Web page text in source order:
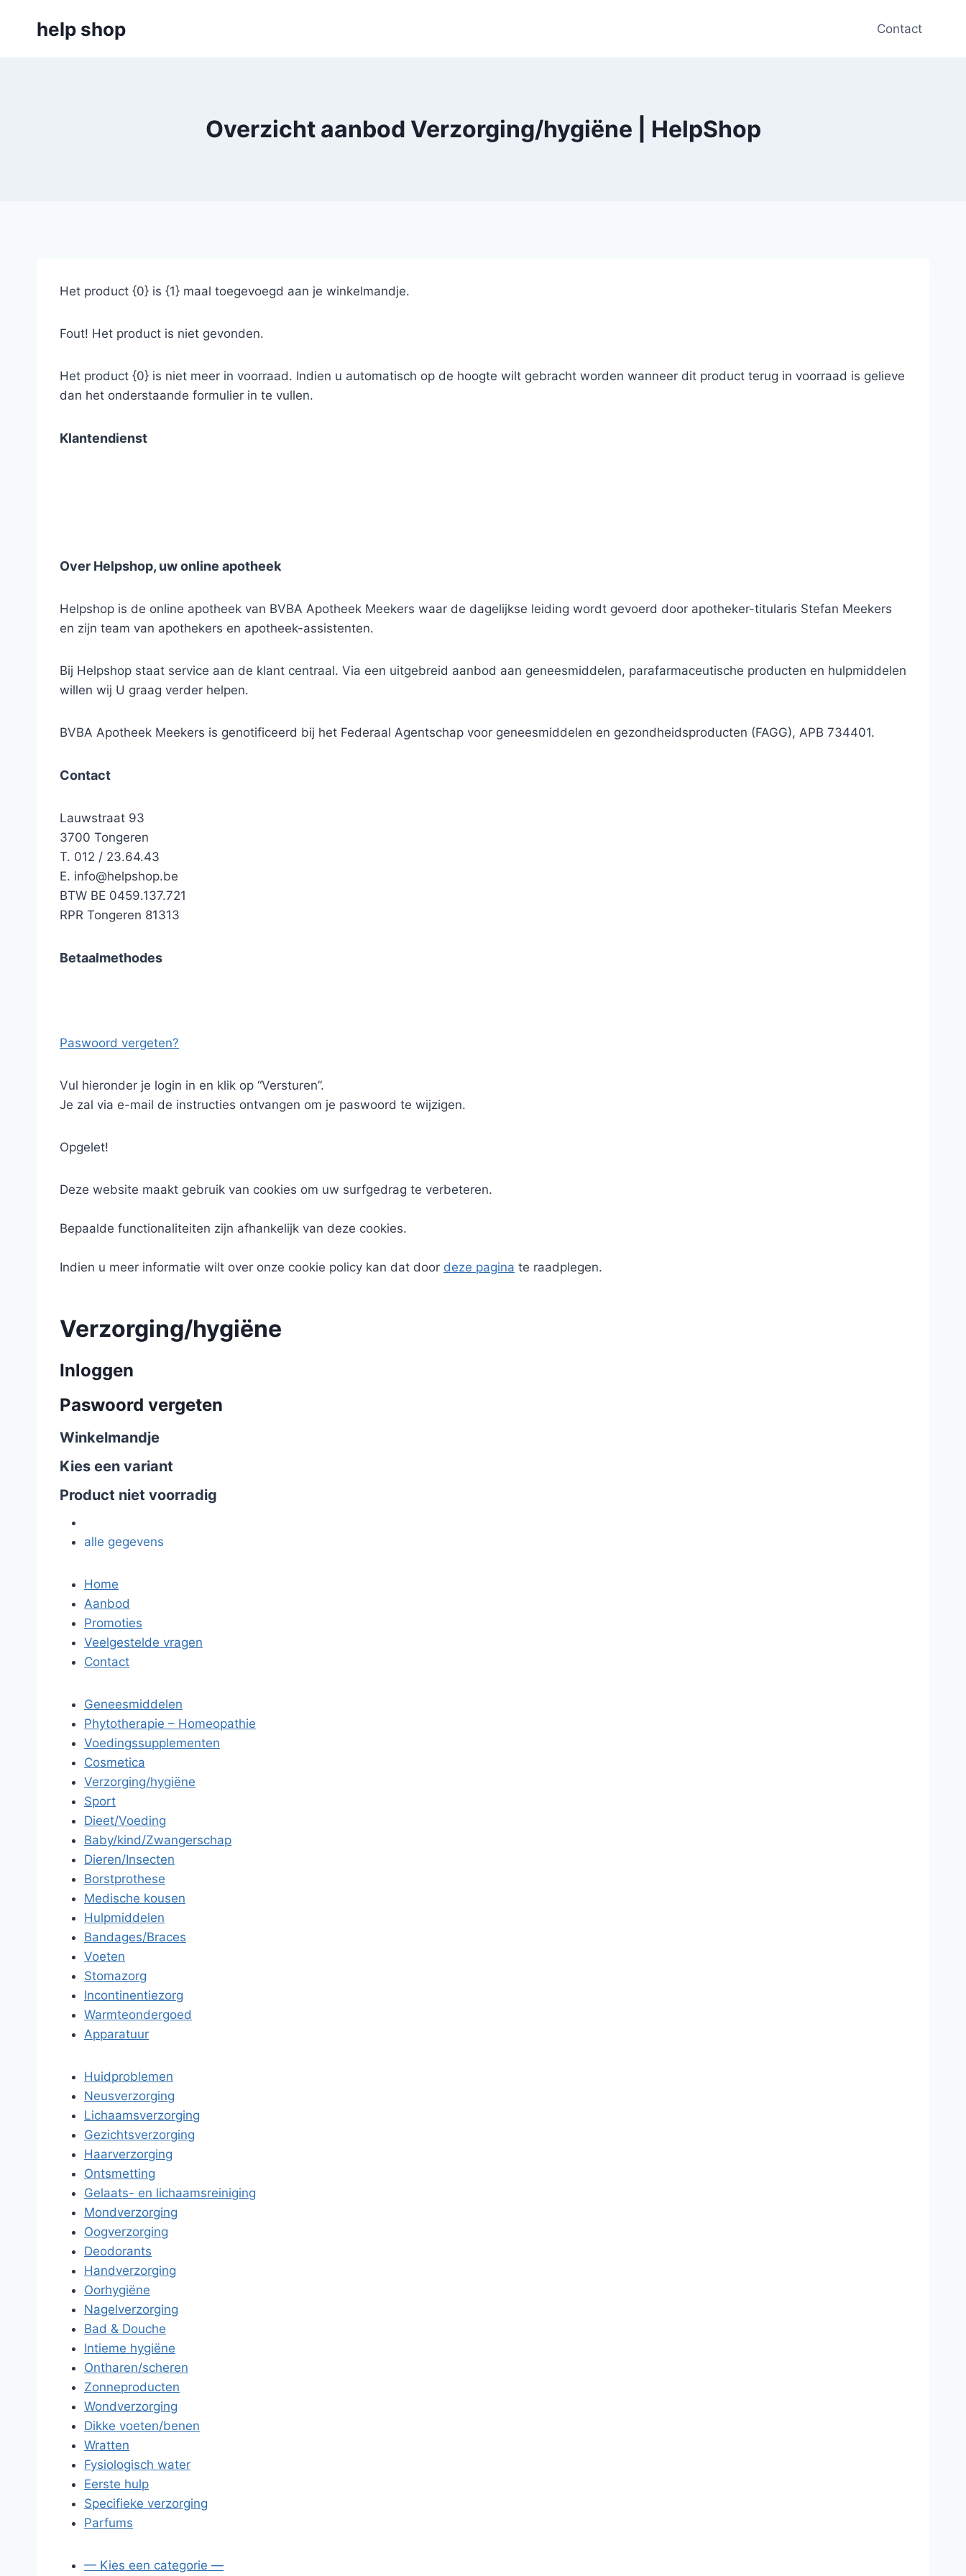
help shop Contact
Overzicht aanbod Verzorging/hygiëne | HelpShop
Het product {0} is {1} maal toegevoegd aan je winkelmandje.
Fout! Het product is niet gevonden.
Het product {0} is niet meer in voorraad. Indien u automatisch op de hoogte wilt gebracht worden wanneer dit product terug in voorraad is gelieve
dan het onderstaande formulier in te vullen.
Klantendienst
Over Helpshop, uw online apotheek
Helpshop is de online apotheek van BVBA Apotheek Meekers waar de dagelijkse leiding wordt gevoerd door apotheker-titularis Stefan Meekers
en zijn team van apothekers en apotheek-assistenten.
Bij Helpshop staat service aan de klant centraal. Via een uitgebreid aanbod aan geneesmiddelen, parafarmaceutische producten en hulpmiddelen
willen wij U graag verder helpen.
BVBA Apotheek Meekers is genotificeerd bij het Federaal Agentschap voor geneesmiddelen en gezondheidsproducten (FAGG), APB 734401.
Contact
Lauwstraat 93
3700 Tongeren
T. 012 / 23.64.43
E. info@helpshop.be
BTW BE 0459.137.721
RPR Tongeren 81313
Betaalmethodes
Paswoord vergeten?
Vul hieronder je login in en klik op “Versturen”.
Je zal via e-mail de instructies ontvangen om je paswoord te wijzigen.
Opgelet!
Deze website maakt gebruik van cookies om uw surfgedrag te verbeteren.
Bepaalde functionaliteiten zijn afhankelijk van deze cookies.
Indien u meer informatie wilt over onze cookie policy kan dat door deze pagina te raadplegen.
Verzorging/hygiëne
Inloggen
Paswoord vergeten
Winkelmandje
Kies een variant
Product niet voorradig
alle gegevens
Home
Aanbod
Promoties
Veelgestelde vragen
Contact
Geneesmiddelen
Phytotherapie – Homeopathie
Voedingssupplementen
Cosmetica
Verzorging/hygiëne
Sport
Dieet/Voeding
Baby/kind/Zwangerschap
Dieren/Insecten
Borstprothese
Medische kousen
Hulpmiddelen
Bandages/Braces
Voeten
Stomazorg
Incontinentiezorg
Warmteondergoed
Apparatuur
Huidproblemen
Neusverzorging
Lichaamsverzorging
Gezichtsverzorging
Haarverzorging
Ontsmetting
Gelaats- en lichaamsreiniging
Mondverzorging
Oogverzorging
Deodorants
Handverzorging
Oorhygiëne
Nagelverzorging
Bad & Douche
Intieme hygiëne
Ontharen/scheren
Zonneproducten
Wondverzorging
Dikke voeten/benen
Wratten
Fysiologisch water
Eerste hulp
Specifieke verzorging
Parfums
— Kies een categorie —